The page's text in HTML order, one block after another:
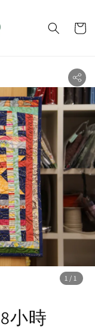
1 /1
小時